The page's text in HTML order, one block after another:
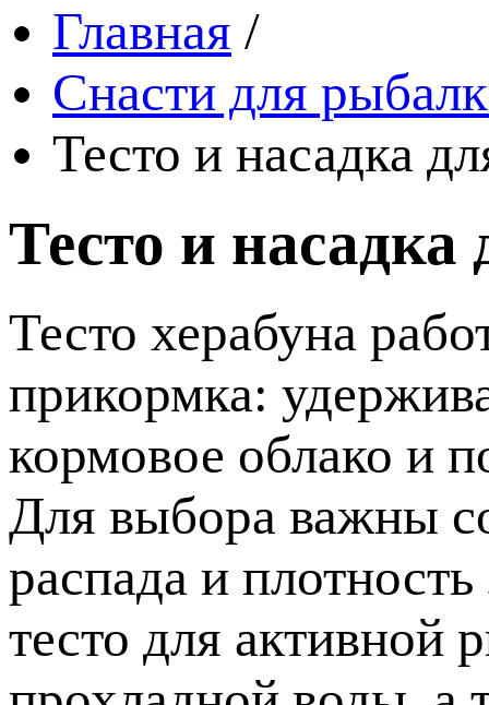
Главная /
Снасти для
Тесто и насадка
Тесто и насадка
Тесто херабуна
прикормка:
кормовое облако и
Для выбора важны
распада и
тесто для активной